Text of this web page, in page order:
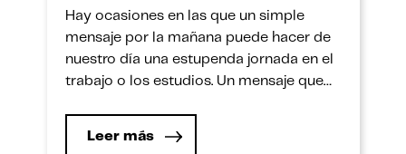
Hay ocasiones en las que un simple
mensaje por la mañana puede hacer de
nuestro día una estupenda jornada en el
trabajo o los estudios. Un mensaje que
simplemente haberlo visto en nuestras
Leer más